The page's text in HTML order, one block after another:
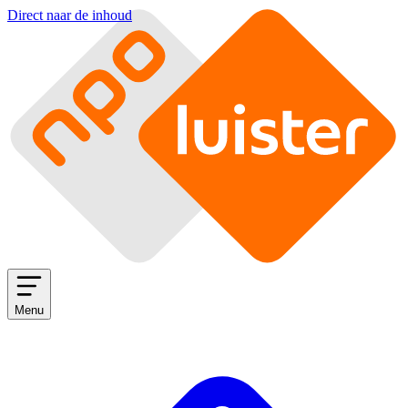
Direct naar de inhoud
Menu